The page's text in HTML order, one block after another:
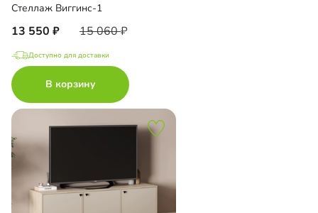
Стеллаж Виггинс-1
13 550 15 060
Доступно для доставки
В корзину